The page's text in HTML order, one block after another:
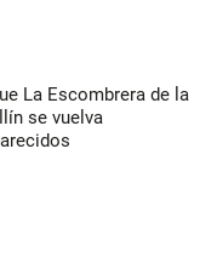
La Escombrera de la
se vuelva